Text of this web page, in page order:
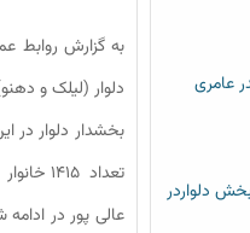
به گزارش روابط
دلوار (لیلک و
تعداد ۱۴۱۵ خانوار را در خود دارد.
عامری
دلواردر